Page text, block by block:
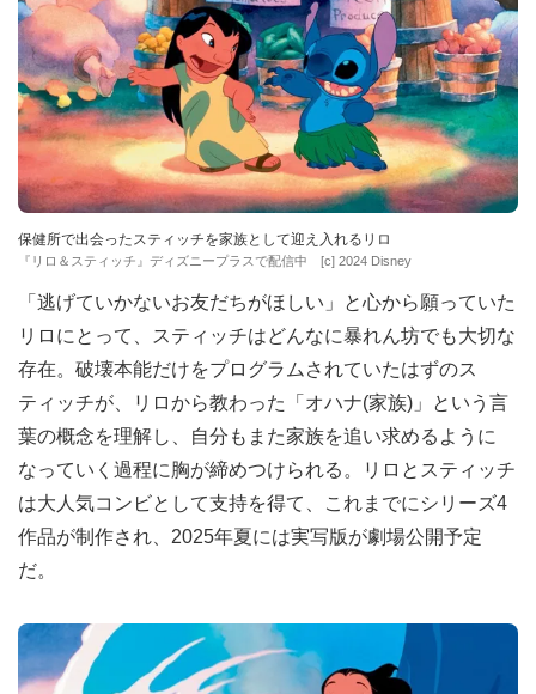
保健所で出会ったスティッチを家族として迎え入れるリロ
『リロ＆スティッチ』ディズニープラスで配信中 [c] 2024 Disney
「逃げていかないお友だちがほしい」と心から願っていた
リロにとって、スティッチはどんなに暴れん坊でも大切な
存在。破壊本能だけをプログラムされていたはずのス
ティッチが、リロから教わった「オハナ(家族)」という言
葉の概念を理解し、自分もまた家族を追い求めるように
なっていく過程に胸が締めつけられる。リロとスティッチ
は大人気コンビとして支持を得て、これまでにシリーズ4
作品が制作され、2025年夏には実写版が劇場公開予定
だ。